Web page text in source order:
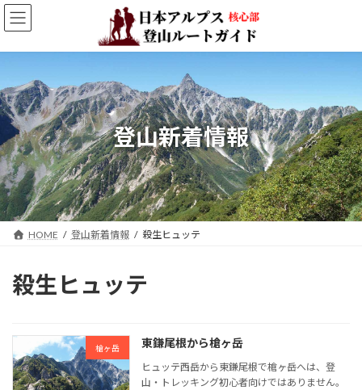
コ
ン
ン
へ
ス
キ
ッ
プ
ナ
ビ
ー
ョ
ン
に
移
動
登山新着情報
HOME 登山新着情報 殺生ヒュッテ
殺生ヒュッテ
槍ヶ岳 東鎌尾根から槍ヶ岳
ヒュッテ西岳から東鎌尾根で槍ヶ岳へは、登
山・トレッキング初心者向けではありません。